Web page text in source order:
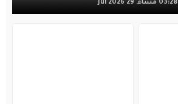
03:28 مساءً, 29 Jul 2026